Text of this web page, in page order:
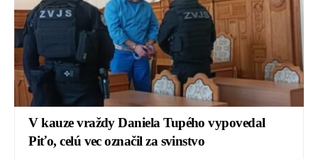
V kauze vraždy Daniela Tupého vypovedal
Piťo, celú vec označil za svinstvo